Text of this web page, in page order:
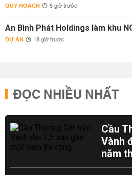
QUY HOẠCH 5 giờ trước
An Bình Phát Holdings làm khu
DỰ ÁN 18 giờ trước
ĐỌC NHIỀU NHẤT
Cầu
Vành
năm